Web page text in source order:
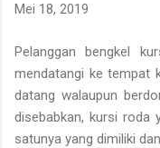
Mei 18, 2019
Pelanggan bengkel
mendatangi ke tempat
datang walaupun
disebabkan, kursi roda
satunya yang dimiliki